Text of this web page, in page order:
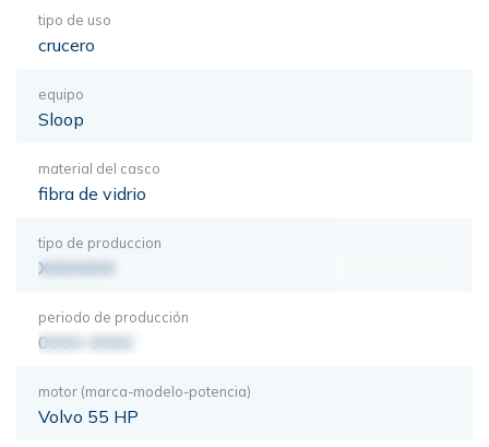
tipo de uso
crucero
equipo
Sloop
material del casco
fibra de vidrio
tipo de produccion
XXXXXXX
periodo de producción
0000-0000
motor (marca-modelo-potencia)
Volvo 55 HP